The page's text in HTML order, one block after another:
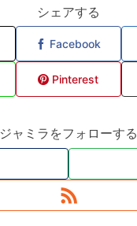
シェアする
Facebook
Pinterest
ジャミラをフォローする